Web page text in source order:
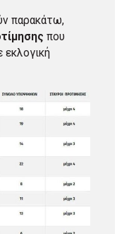
παρακάτω,
που